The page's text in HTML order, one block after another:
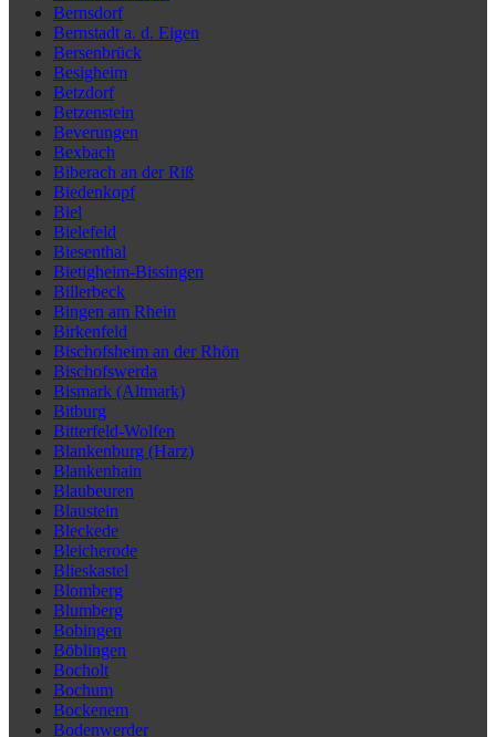
Bernsdorf
Bernstadt a. d. Eigen
Bersenbrück
Besigheim
Betzdorf
Betzenstein
Beverungen
Bexbach
Biberach an der Riß
Biedenkopf
Biel
Bielefeld
Biesenthal
Bietigheim-Bissingen
Billerbeck
Bingen am Rhein
Birkenfeld
Bischofsheim an der Rhön
Bischofswerda
Bismark (Altmark)
Bitburg
Bitterfeld-Wolfen
Blankenburg (Harz)
Blankenhain
Blaubeuren
Blaustein
Bleckede
Bleicherode
Blieskastel
Blomberg
Blumberg
Bobingen
Böblingen
Bocholt
Bochum
Bockenem
Bodenwerder